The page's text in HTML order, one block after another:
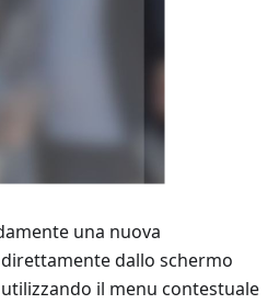
una nuova
dallo schermo
il menu contestuale